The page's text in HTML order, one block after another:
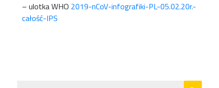
– ulotka WHO 2019-nCoV-infografiki-PL-05.02.20r.-
całość-IPS